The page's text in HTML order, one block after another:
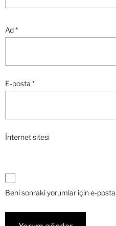
Ad*
E-posta *
İnternet sitesi
Beni sonraki yorumlar için e-posta